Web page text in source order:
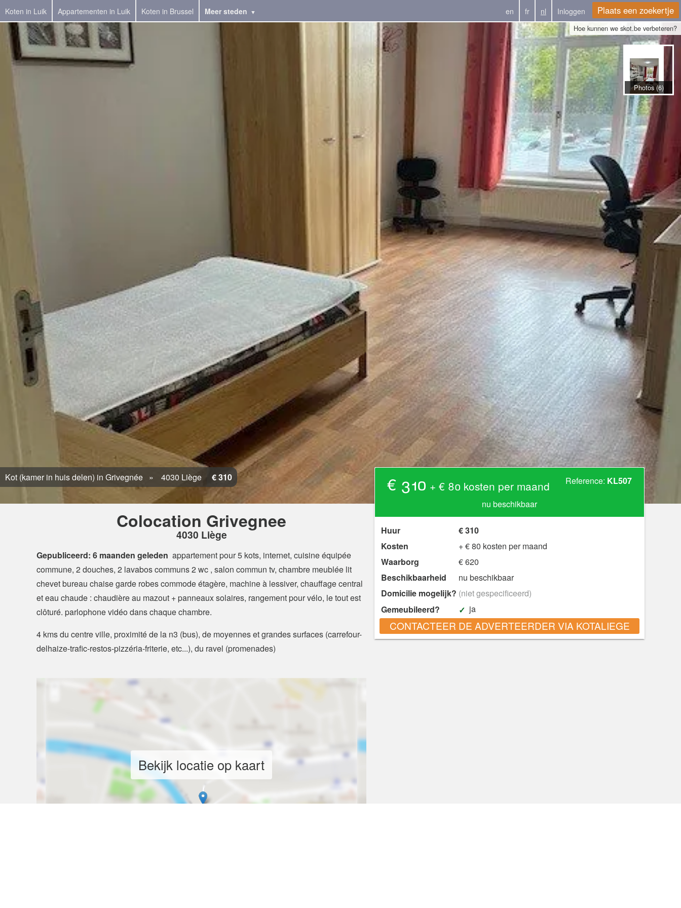
Koten in Luik Appartementen in Luik Koten in Brussel Meer steden en fr nl Inloggen Plaats een zoekertje
Hoe kunnen we skot.be verbeteren?
Kot (kamer in huis delen) in Grivegnée 4030 Liège € 310
Colocation Grivegnee
4030 Liège
Gepubliceerd: 6 maanden geleden appartement pour 5 kots, internet, cuisine équipée
commune, 2 douches, 2 lavabos communs 2 wc , salon commun tv, chambre meublée lit
chevet bureau chaise garde robes commode étagère, machine à lessiver, chauffage central
et eau chaude : chaudière au mazout + panneaux solaires, rangement pour vélo, le tout est
clôturé. parlophone vidéo dans chaque chambre.
4 kms du centre ville, proximité de la n3 (bus), de moyennes et grandes surfaces (carrefour-
delhaize-trafic-restos-pizzéria-friterie, etc...), du ravel (promenades)
Bekijk locatie op kaart
€ 310 + € 80 kosten per maand Reference: KL507
nu beschikbaar
Huur
€ 310
Kosten
+ € 80 kosten per maand
Waarborg
€ 620
Beschikbaarheid
nu beschikbaar
Domicilie mogelijk? (niet gespecificeerd)
Gemeubileerd?
ja
CONTACTEER DE ADVERTEERDER VIA KOTALIEGE